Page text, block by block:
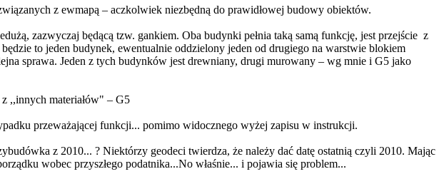
z ewmapą – aczkolwiek niezbędną do prawidłowej budowy obiektów.
zazwyczaj będącą tzw. gankiem. Oba budynki pełnia taką samą funkcję, jest przejście z
to jeden budynek, ewentualnie oddzielony jeden od drugiego na warstwie blokiem
sprawa. Jeden z tych budynków jest drewniany, drugi murowany – wg mnie i G5 jako
,,innych materiałów" – G5
przeważającej funkcji... pomimo widocznego wyżej zapisu w instrukcji.
z 2010... ? Niektórzy geodeci twierdza, że należy dać datę ostatnią czyli 2010. Mając
wobec przyszłego podatnika...No właśnie... i pojawia się problem...